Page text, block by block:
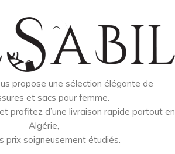
propose une sélection élégante de
et sacs pour femme.
profitez d’une livraison rapide partout en
Algérie,
prix soigneusement étudiés.